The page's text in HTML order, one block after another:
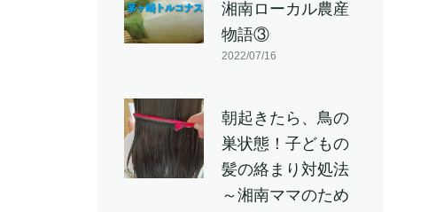
湘南ローカル農産
物語③
2022/07/16
朝起きたら、鳥の
巣状態！子どもの
髪の絡まり対処法
～湘南ママのため